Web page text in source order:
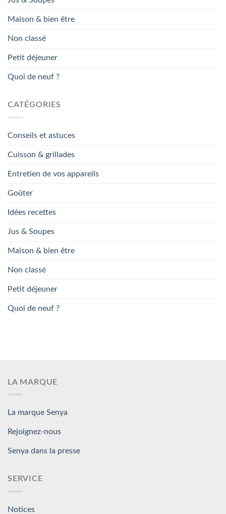
Maison & bien être
Non classé
Petit déjeuner
Quoi de neuf ?
CATÉGORIES
Conseils et astuces
Cuisson & grillades
Entretien de vos appareils
Goûter
Idées recettes
Jus & Soupes
Maison & bien être
Non classé
Petit déjeuner
Quoi de neuf ?
LA MARQUE
La marque Senya
Rejoignez-nous
Senya dans la presse
SERVICE
Notices